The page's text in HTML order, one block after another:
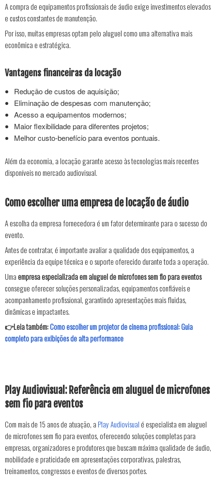
A compra de equipamentos profissionais de áudio exige investimentos elevados
e custos constantes de manutenção.
Por isso, muitas empresas optam pelo aluguel como uma alternativa mais
econômica e estratégica.
Vantagens financeiras da locação
Redução de custos de aquisição;
Eliminação de despesas com manutenção;
Acesso a equipamentos modernos;
Maior flexibilidade para diferentes projetos;
Melhor custo-benefício para eventos pontuais.
Além da economia, a locação garante acesso às tecnologias mais recentes
disponíveis no mercado audiovisual.
Como escolher uma empresa de locação de áudio
A escolha da empresa fornecedora é um fator determinante para o sucesso do
evento.
Antes de contratar, é importante avaliar a qualidade dos equipamentos, a
experiência da equipe técnica e o suporte oferecido durante toda a operação.
Umaempresa especializada em aluguel de microfones sem fio para eventos
consegue oferecer soluções personalizadas, equipamentos confiáveis e
acompanhamento profissional, garantindo apresentações mais fluidas,
dinâmicas e impactantes.
👉Leia também:Como escolher um projetor de cinema profissional: Guia
completo para exibições de alta performance
Play Audiovisual: Referência em aluguel de microfones
sem fio para eventos
Com mais de 15 anos de atuação, aPlay Audiovisualé especialista em aluguel
de microfones sem fio para eventos, oferecendo soluções completas para
empresas, organizadores e produtores que buscam máxima qualidade de áudio,
mobilidade e praticidade em apresentações corporativas, palestras,
treinamentos, congressos e eventos de diversos portes.